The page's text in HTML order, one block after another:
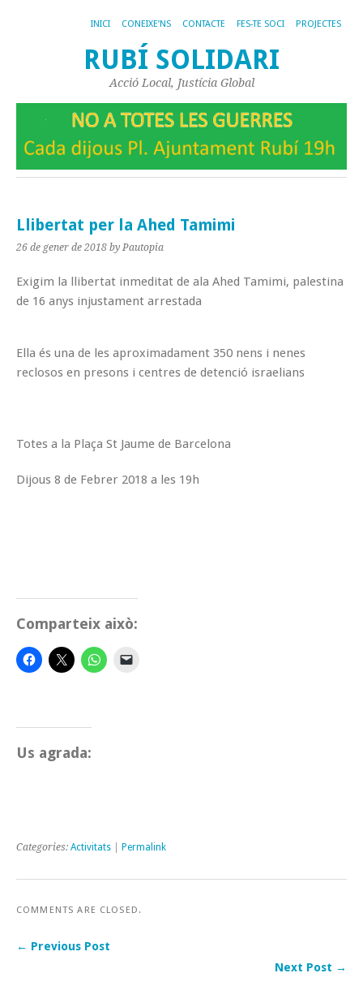
INICI CONEIXE’NS CONTACTE FES-TE SOCI PROJECTES
RUBÍ SOLIDARI
Acció Local, Justícia Global
Llibertat per la Ahed Tamimi
26 de gener de 2018 by Pautopia
Exigim la llibertat inmeditat de ala Ahed Tamimi, palestina
de 16 anys injustament arrestada
Ella és una de les aproximadament 350 nens i nenes
reclosos en presons i centres de detenció israelians
Totes a la Plaça St Jaume de Barcelona
Dijous 8 de Febrer 2018 a les 19h
Comparteix això:
Us agrada:
Categories: Activitats Permalink
COMMENTS ARE CLOSED.
← Previous Post
Next Post →